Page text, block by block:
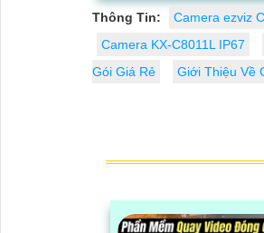
chính xác và nhanh chóng
Thông Tin:
Camera ezviz
Camera KX-C8011L IP67
Gói Giá Rẻ
Giới Thiệu Về